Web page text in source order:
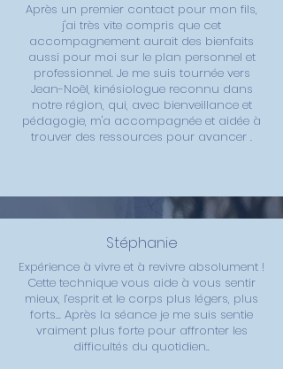
Après un premier contact pour mon fils,
j'ai très vite compris que cet
accompagnement aurait des bienfaits
aussi pour moi sur le plan personnel et
professionnel. Je me suis tournée vers
Jean-Noël, kinésiologue reconnu dans
notre région, qui, avec bienveillance et
pédagogie, m'a accompagnée et aidée à
trouver des ressources pour avancer .
Stéphanie
Expérience à vivre et à revivre absolument !
Cette technique vous aide à vous sentir
mieux, l’esprit et le corps plus légers, plus
forts... Après la séance je me suis sentie
vraiment plus forte pour affronter les
difficultés du quotidien..